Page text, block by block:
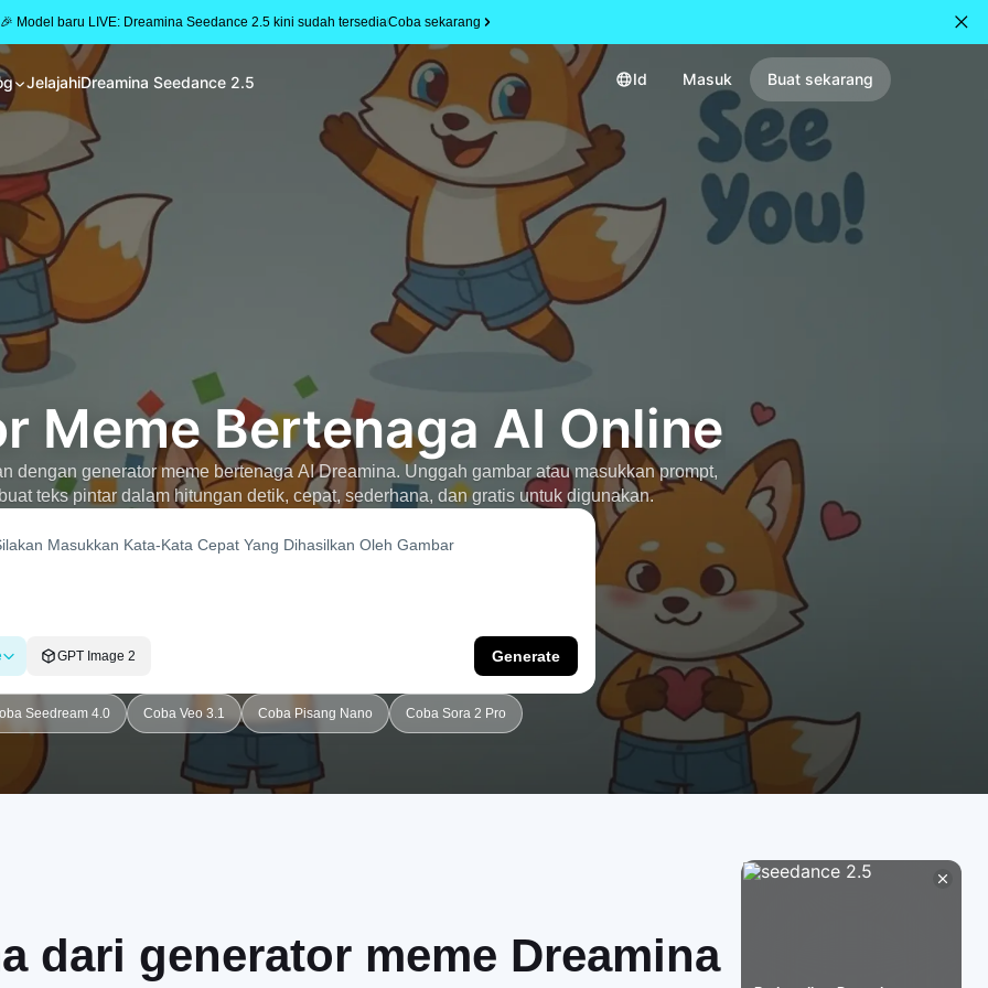
🎉 Model baru LIVE: Dreamina Seedance 2.5 kini sudah tersediaCoba sekarang
JelajahiDreamina Seedance 2.5 Id Masuk Buat sekarang
Meme Bertenaga AI Online
dengan generator meme bertenaga AI Dreamina. Unggah gambar atau masukkan prompt,
teks pintar dalam hitungan detik, cepat, sederhana, dan gratis untuk digunakan.
GPT Image 2 Generate
Seedream 4.0 Coba Veo 3.1 Coba Pisang Nano Coba Sora 2 Pro
dari generator meme Dreamina